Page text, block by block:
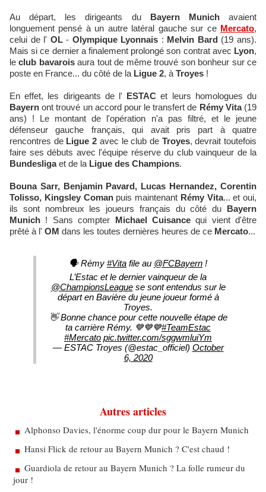
Au départ, les dirigeants du Bayern Munichavaient
longuement pensé à un autre latéral gauche sur ce Mercato,
celui de l' OL- Olympique Lyonnais : Melvin Bard(19 ans).
Mais si ce dernier a finalement prolongé son contrat avec Lyon,
leclub bavaroisaura tout de même trouvé son bonheur sur ce
poste en France... du côté de la Ligue 2, à Troyes !
En effet, les dirigeants de l' ESTAC et leurs homologues du
Bayern ont trouvé un accord pour le transfert de Rémy Vita(19
ans) ! Le montant de l'opération n'a pas filtré, et le jeune
défenseur gauche français, qui avait pris part à quatre
rencontres de Ligue 2 avec le club de Troyes, devrait toutefois
faire ses débuts avec l'équipe réserve du club vainqueur de la
Bundesligaet de la Ligue des Champions.
Bouna Sarr, Benjamin Pavard, Lucas Hernandez, Corentin
Tolisso, Kingsley Comanpuis maintenant Rémy Vita... et oui,
ils sont nombreux les joueurs français du côté du Bayern
Munich ! Sans compter Michael Cuisancequi vient d'être
prêté à l' OM dans les toutes dernières heures de ce Mercato...
🗣 Rémy #Vita file au @FCBayern !
L’Estac et le dernier vainqueur de la
@ChampionsLeaguese sont entendus sur le
départ en Bavière du jeune joueur formé à
Troyes.
👋 Bonne chance pour cette nouvelle étape de
ta carrière Rémy. 💙💙💙#TeamEstac
#Mercato pic.twitter.com/sggwmluiYm
— ESTAC Troyes (@estac_officiel) October
6, 2020
Autres articles
Alphonso Davies, l'énorme coup dur pour le Bayern Munich
Hansi Flick de retour au Bayern Munich ? C'est chaud !
Guardiola de retour au Bayern Munich ? La folle rumeur du
jour !